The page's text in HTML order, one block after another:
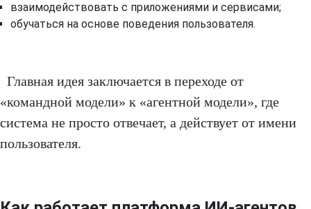
взаимодействовать с приложениями и сервисами;
обучаться на основе поведения пользователя.
Главная идея заключается в переходе от
«командной модели» к «агентной модели», где
система не просто отвечает, а действует от имени
пользователя.